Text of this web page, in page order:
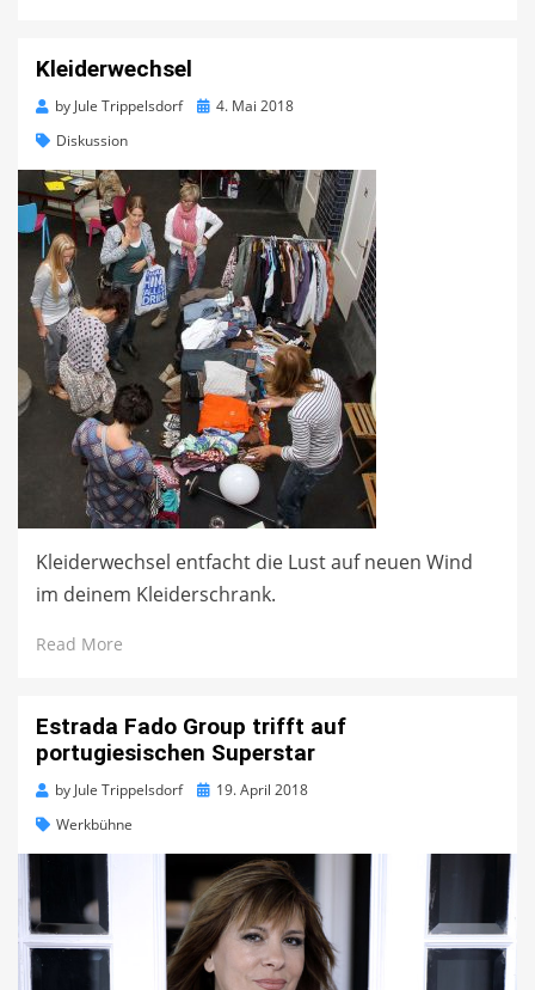
Kleiderwechsel
byJule Trippelsdorf
Posted
4. Mai 2018
Diskussion
Kleiderwechsel entfacht die Lust auf neuen Wind
im deinem Kleiderschrank.
Read More
Estrada Fado Group trifft auf
portugiesischen Superstar
byJule Trippelsdorf
Posted19. April 2018
Werkbühne